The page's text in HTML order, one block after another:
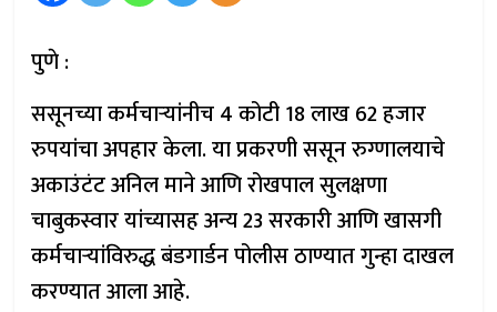
पुणे :
ससूनच्या कर्मचाऱ्यांनीच 4 कोटी 18 लाख 62 हजार
रुपयांचा अपहार केला. या प्रकरणी ससून रुग्णालयाचे
अकाउंटंट अनिल माने आणि रोखपाल सुलक्षणा
चाबुकस्वार यांच्यासह अन्य 23 सरकारी आणि खासगी
कर्मचाऱ्यांविरुद्ध बंडगार्डन पोलीस ठाण्यात गुन्हा दाखल
करण्यात आला आहे.